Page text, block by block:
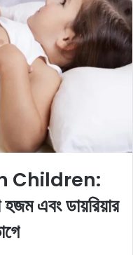
Children:
এবং ডায়রিয়ার